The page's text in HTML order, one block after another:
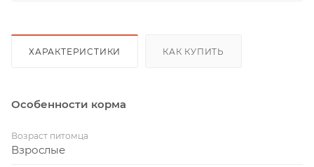
ХАРАКТЕРИСТИКИ КАК КУПИТЬ
Особенности корма
Возраст питомца
Взрослые